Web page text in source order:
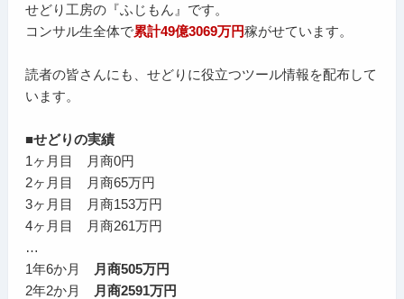
せどり工房の『ふじもん』です。
コンサル生全体で累計49億3069万円稼がせています。
読者の皆さんにも、せどりに役立つツール情報を配布して
います。
■せどりの実績
1ヶ月目 月商0円
2ヶ月目 月商65万円
3ヶ月目 月商153万円
4ヶ月目 月商261万円
…
1年6か月
月商505万円
2年2か月
月商2591万円